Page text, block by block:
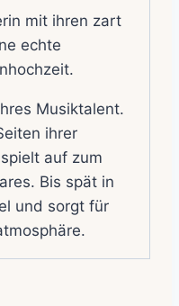
mit ihren zart
echte
Musiktalent.
ihrer
auf zum
Bis spät in
und sorgt für